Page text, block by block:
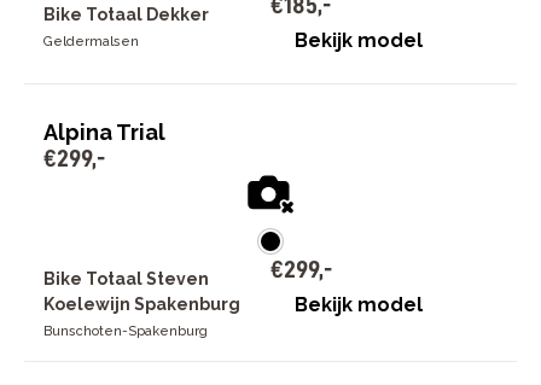
Bike Totaal Dekker
Geldermalsen
€185,-
Bekijk model
Alpina Trial
€299,-
Bike Totaal Steven
Koelewijn Spakenburg
Bunschoten-Spakenburg
€299,-
Bekijk model